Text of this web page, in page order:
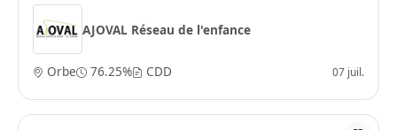
AJOVAL Réseau de l'enfance
Orbe 76.25% CDD 07 juil.